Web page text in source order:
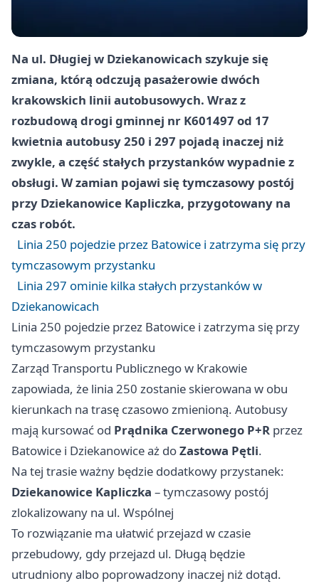
Na ul. Długiej w Dziekanowicach szykuje się
zmiana, którą odczują pasażerowie dwóch
krakowskich linii autobusowych. Wraz z
rozbudową drogi gminnej nr K601497 od 17
kwietnia autobusy 250 i 297 pojadą inaczej niż
zwykle, a część stałych przystanków wypadnie z
obsługi. W zamian pojawi się tymczasowy postój
przy Dziekanowice Kapliczka, przygotowany na
czas robót.
Linia 250 pojedzie przez Batowice i zatrzyma się przy
tymczasowym przystanku
Linia 297 ominie kilka stałych przystanków w
Dziekanowicach
Linia 250 pojedzie przez Batowice i zatrzyma się przy
tymczasowym przystanku
Zarząd Transportu Publicznego w Krakowie
zapowiada, że linia 250 zostanie skierowana w obu
kierunkach na trasę czasowo zmienioną. Autobusy
mają kursować od Prądnika Czerwonego P+R przez
Batowice i Dziekanowice aż doZastowa Pętli.
Na tej trasie ważny będzie dodatkowy przystanek:
Dziekanowice Kapliczka – tymczasowy postój
zlokalizowany na ul. Wspólnej
To rozwiązanie ma ułatwić przejazd w czasie
przebudowy, gdy przejazd ul. Długą będzie
utrudniony albo poprowadzony inaczej niż dotąd.